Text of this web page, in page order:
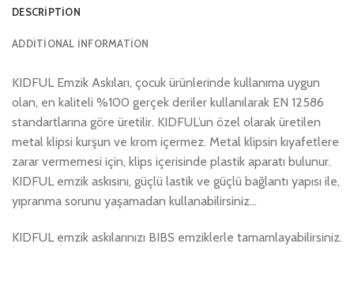
DESCRIPTION
ADDITIONAL INFORMATION
KIDFUL Emzik Askıları, çocuk ürünlerinde kullanıma uygun
olan, en kaliteli %100 gerçek deriler kullanılarak EN 12586
standartlarına göre üretilir. KIDFUL’un özel olarak üretilen
metal klipsi kurşun ve krom içermez. Metal klipsin kıyafetlere
zarar vermemesi için, klips içerisinde plastik aparatı bulunur.
KIDFUL emzik askısını, güçlü lastik ve güçlü bağlantı yapısı ile,
yıpranma sorunu yaşamadan kullanabilirsiniz…
KIDFUL emzik askılarınızı BIBS emziklerle tamamlayabilirsiniz.